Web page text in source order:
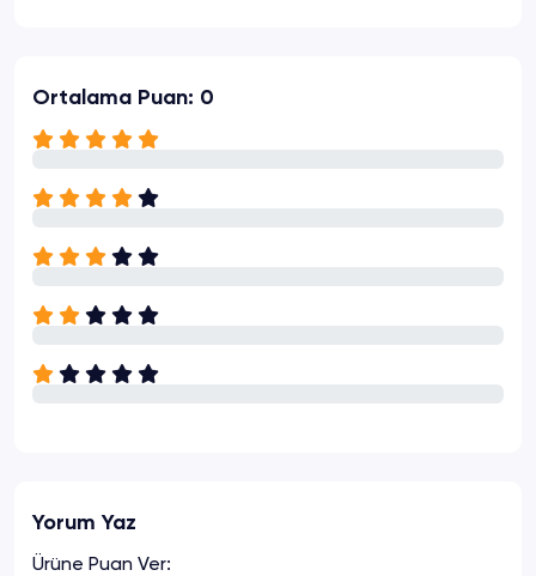
Ortalama Puan: 0
Yorum Yaz
Ürüne Puan Ver: